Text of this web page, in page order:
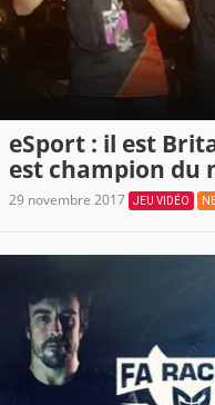
eSport : il est
est champion du
29 novembre 2017 JEU VIDÉO